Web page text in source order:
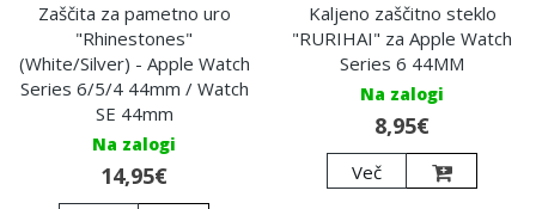
Zaščita za pametno uro
"Rhinestones"
(White/Silver) - Apple Watch
Series 6/5/4 44mm / Watch
SE 44mm
Na zalogi
14,95€
Kaljeno zaščitno steklo
"RURIHAI" za Apple Watch
Series 6 44MM
Na zalogi
8,95€
Več